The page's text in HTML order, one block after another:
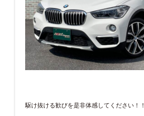
駆け抜ける歓びを是非体感してください！！